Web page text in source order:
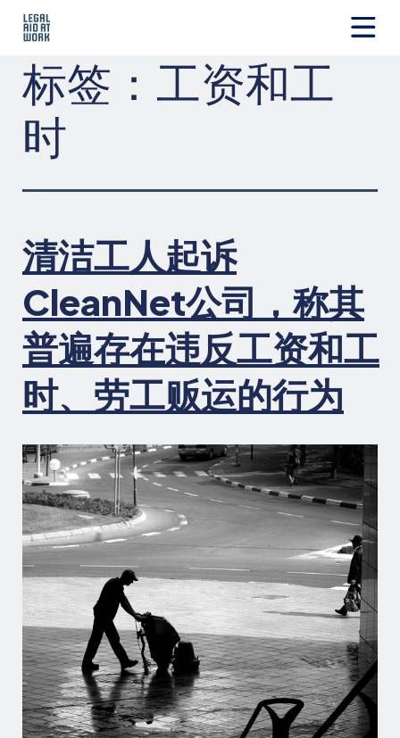
Aid
at
Work
标签： 工资和工
时
清洁工人起诉
CleanNet公司，称其
普遍存在违反工资和工
时、劳工贩运的行为